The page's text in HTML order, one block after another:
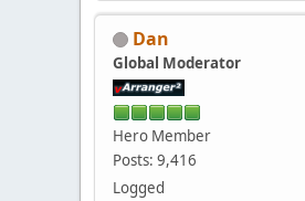
Dan
Global Moderator
Hero Member
Posts: 9,416
Logged